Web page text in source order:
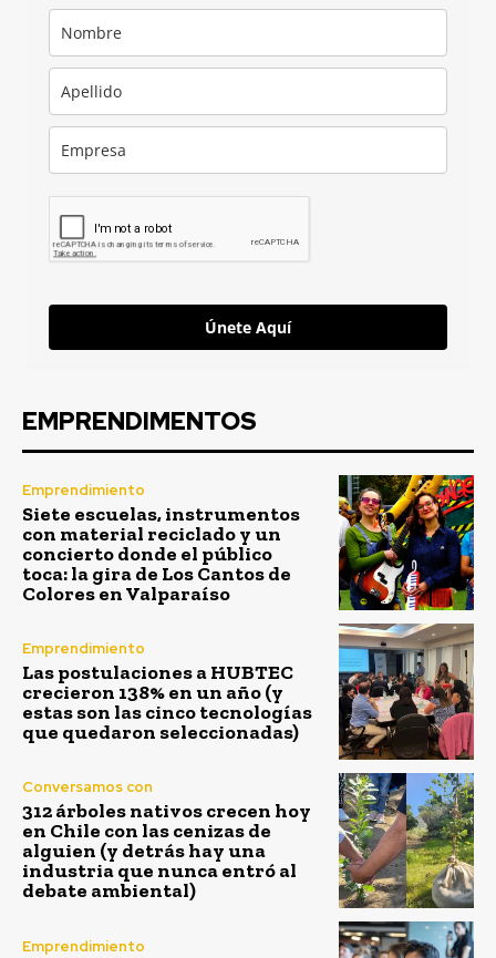
Únete Aquí
EMPRENDIMENTOS
Emprendimiento
Siete escuelas, instrumentos
con material reciclado y un
concierto donde el público
toca: la gira de Los Cantos de
Colores en Valparaíso
Emprendimiento
Las postulaciones a HUBTEC
crecieron 138% en un año (y
estas son las cinco tecnologías
que quedaron seleccionadas)
Conversamos con
312 árboles nativos crecen hoy
en Chile con las cenizas de
alguien (y detrás hay una
industria que nunca entró al
debate ambiental)
Emprendimiento